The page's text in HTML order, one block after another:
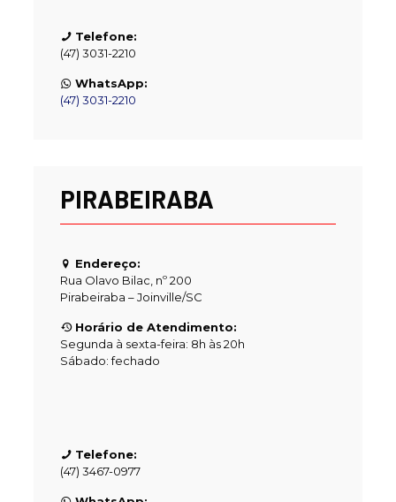
Telefone:
(47) 3031-2210
WhatsApp:
(47) 3031-2210
PIRABEIRABA
Endereço:
Rua Olavo Bilac, nº 200
Pirabeiraba – Joinville/SC
Horário de Atendimento:
Segunda à sexta-feira: 8h às 20h
Sábado: fechado
Telefone:
(47) 3467-0977